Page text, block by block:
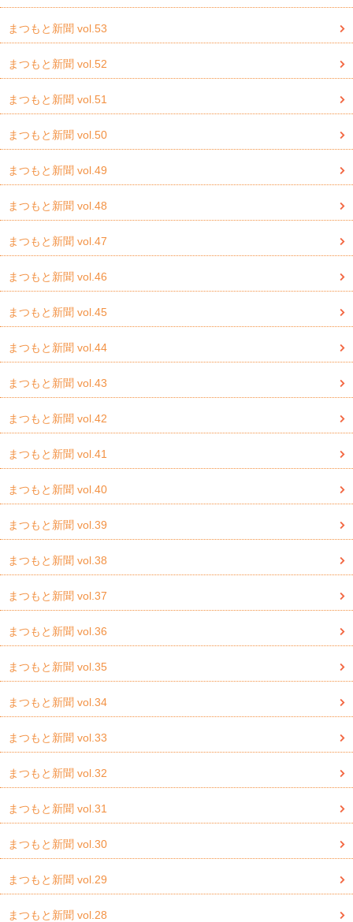
まつもと新聞 vol.53
まつもと新聞 vol.52
まつもと新聞 vol.51
まつもと新聞 vol.50
まつもと新聞 vol.49
まつもと新聞 vol.48
まつもと新聞 vol.47
まつもと新聞 vol.46
まつもと新聞 vol.45
まつもと新聞 vol.44
まつもと新聞 vol.43
まつもと新聞 vol.42
まつもと新聞 vol.41
まつもと新聞 vol.40
まつもと新聞 vol.39
まつもと新聞 vol.38
まつもと新聞 vol.37
まつもと新聞 vol.36
まつもと新聞 vol.35
まつもと新聞 vol.34
まつもと新聞 vol.33
まつもと新聞 vol.32
まつもと新聞 vol.31
まつもと新聞 vol.30
まつもと新聞 vol.29
まつもと新聞 vol.28